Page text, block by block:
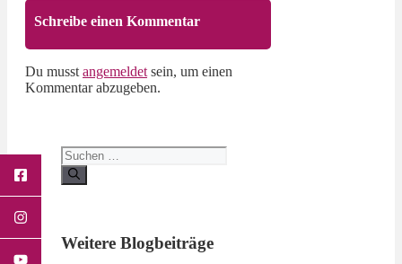
Schreibe einen Kommentar
Du musst angemeldet sein, um einen
Kommentar abzugeben.
Suchen
nach:
Weitere Blogbeiträge